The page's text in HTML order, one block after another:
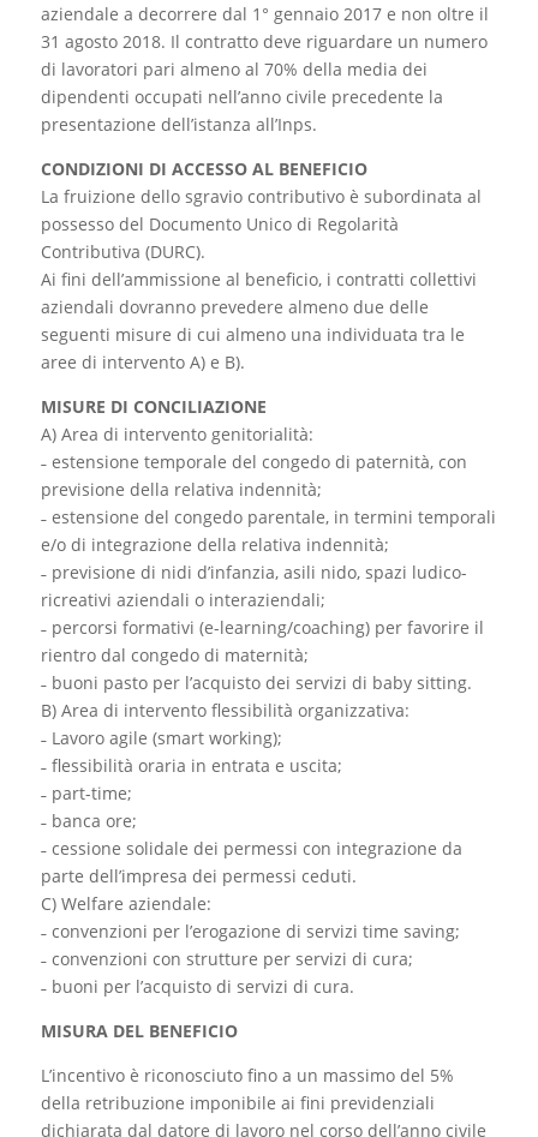
aziendale a decorrere dal 1° gennaio 2017 e non oltre il
31 agosto 2018. Il contratto deve riguardare un numero
di lavoratori pari almeno al 70% della media dei
dipendenti occupati nell’anno civile precedente la
presentazione dell’istanza all’Inps.
CONDIZIONI DI ACCESSO AL BENEFICIO
La fruizione dello sgravio contributivo è subordinata al
possesso del Documento Unico di Regolarità
Contributiva (DURC).
Ai fini dell’ammissione al beneficio, i contratti collettivi
aziendali dovranno prevedere almeno due delle
seguenti misure di cui almeno una individuata tra le
aree di intervento A) e B).
MISURE DI CONCILIAZIONE
A) Area di intervento genitorialità:
˗ estensione temporale del congedo di paternità, con
previsione della relativa indennità;
˗ estensione del congedo parentale, in termini temporali
e/o di integrazione della relativa indennità;
˗ previsione di nidi d’infanzia, asili nido, spazi ludico-
ricreativi aziendali o interaziendali;
˗ percorsi formativi (e-learning/coaching) per favorire il
rientro dal congedo di maternità;
˗ buoni pasto per l’acquisto dei servizi di baby sitting.
B) Area di intervento flessibilità organizzativa:
˗ Lavoro agile (smart working);
˗ flessibilità oraria in entrata e uscita;
˗ part-time;
˗ banca ore;
˗ cessione solidale dei permessi con integrazione da
parte dell’impresa dei permessi ceduti.
C) Welfare aziendale:
˗ convenzioni per l’erogazione di servizi time saving;
˗ convenzioni con strutture per servizi di cura;
˗ buoni per l’acquisto di servizi di cura.
MISURA DEL BENEFICIO
L’incentivo è riconosciuto fino a un massimo del 5%
della retribuzione imponibile ai fini previdenziali
dichiarata dal datore di lavoro nel corso dell’anno civile